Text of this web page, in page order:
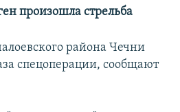
произошла стрельба
района Чечни
спецоперации, сообщают